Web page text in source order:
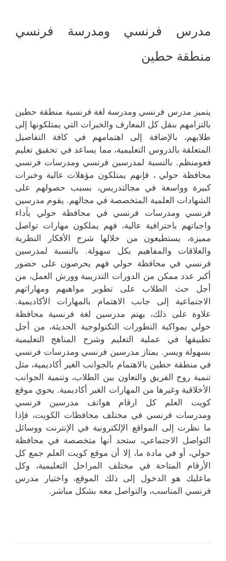
مدرس فرنسي ومدرسة فرنسي
منطقة حطين
يتميز مدرس فرنسي ومدرسة لغة فرنسية منطقة حطين
بالتزامهم بنقل كل المعارف والخبرات التي يمتلكونها إلى
طلابهم، بالإضافة إلى اهتمامهم في كافة التفاصيل
المتعلقة بالدروس التعليمية، مما يساعد في تحقيق تعليم
فعومنظم. بالنسبة لمدرسين فرنسي ومدرسات فرنسي
محافظة حولي ، فإنهم يمتلكون مؤهلات عالية وخبرات
كبيرة وواسعة في مجالتدريس، بسبب حصولهم على
الشهادات العلمية المتخصصة في مجالهم. يقوم مدرسين
فرنسي ومدرسات فرنسي في محافظة حولي بأداء
واجباتهم باحترافية عالية، فهم يملكون مهارات تواصل
مميزة، يستطيعون من خلالها شرح الأفكار النظرية
والعلاقات والمفاهيم بكل سهولة. بالنسبة لمدرسين
فرنسي في محافظة حولي فهم يحرصون على حضور
أكبر عدد ممكن من الدورات التدريبية وورش العمل، من
أجل حث الطلاب على تطوير مواهبهم ومهاراتهم
الاجتماعية إلى جانب الاهتمام بالمهارات الأكاديمية.
علاوة على ذلك، يهتم مدرسين لغة فرنسية محافظة
حولي بمواكبة التطورات التكنولوجية الحديثة، من أجل
تطبيقها في عملية التعليم وشرح المناهج التعليمية
بسهولة ويسر. يمتاز مدرسين فرنسي ومدرسات فرنسي
في منطقة حطين بالاهتمام بالجوانب الغير أكاديمية، مثل
تنمية روح الفريق والتعاون بين الطلاب، وتنمية الجوانب
الأخلاقية وغيرها من المهارات الغير أكاديمية. يحوي موقع
كويت العلم كل ارقام هواتف مدرسين فرنسي
ومدرسات فرنسي في مختلف محافظات الكويت، فإذا
ما نظرت إلى المواقع الإلكترونية في الإنترنت ووسائل
التواصل الاجتماعي، ستجد أنها متخصصة في محافظة
حولي، أو في مادة ما، إلا أن موقع كويت العلم جمع كل
الأرقام المتاحة في مختلف المراحل التعليمية، وكل
ماعليك هو الدخول إلى ذلك الموقع، واختيار مدرس
فرنسي المناسب، والتواصل معه بشكل مباشر.